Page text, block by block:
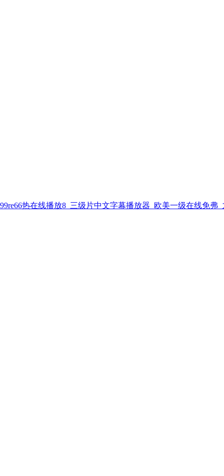
99re66热在线播放8_三级片中文字幕播放器_欧美一级在线免弗